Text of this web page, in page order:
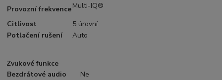
Provozní frekvenceMulti-IQ®
Citlivost
5 úrovní
Potlačení rušení
Auto
Zvukové funkce
Bezdrátové audio
Ne